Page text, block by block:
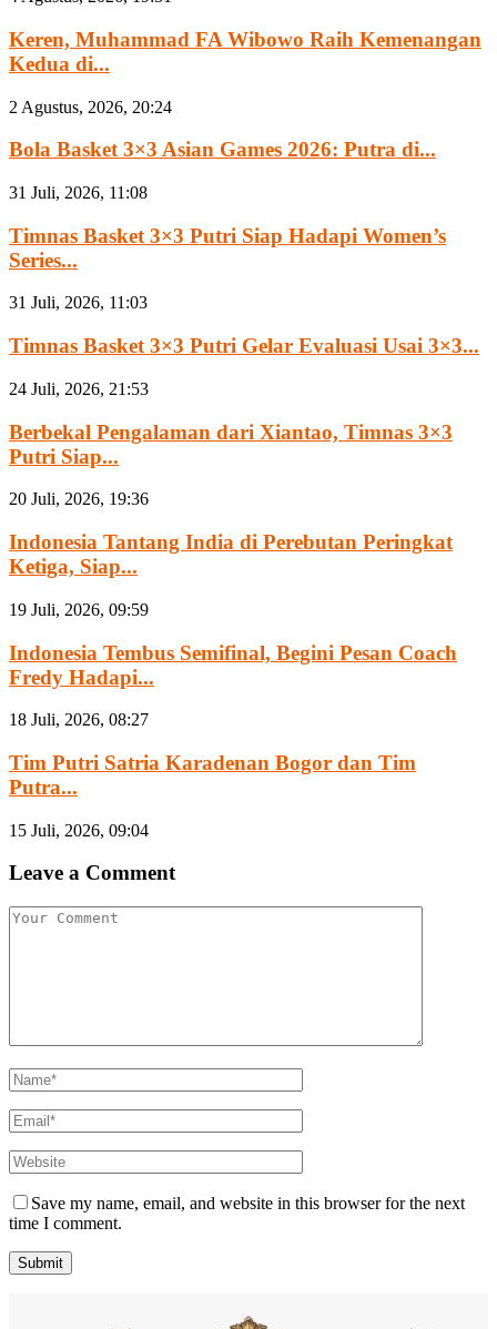
Keren, Muhammad FA Wibowo Raih Kemenangan
Kedua di...
2 Agustus, 2026, 20:24
Bola Basket 3×3 Asian Games 2026: Putra di...
31 Juli, 2026, 11:08
Timnas Basket 3×3 Putri Siap Hadapi Women’s
Series...
31 Juli, 2026, 11:03
Timnas Basket 3×3 Putri Gelar Evaluasi Usai 3×3...
24 Juli, 2026, 21:53
Berbekal Pengalaman dari Xiantao, Timnas 3×3
Putri Siap...
20 Juli, 2026, 19:36
Indonesia Tantang India di Perebutan Peringkat
Ketiga, Siap...
19 Juli, 2026, 09:59
Indonesia Tembus Semifinal, Begini Pesan Coach
Fredy Hadapi...
18 Juli, 2026, 08:27
Tim Putri Satria Karadenan Bogor dan Tim
Putra...
15 Juli, 2026, 09:04
Leave a Comment
Save my name, email, and website in this browser for the next
time I comment.